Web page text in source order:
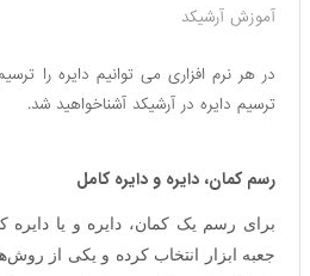
آموزش آرشیکد
در هر نرم افزاری می توانیم دایره را
ترسیم دایره در آرشیکد آشناخواهید شد.
رسم کمان، دایره و دایره کامل
جعبه ابزار انتخاب کرده و یکی از